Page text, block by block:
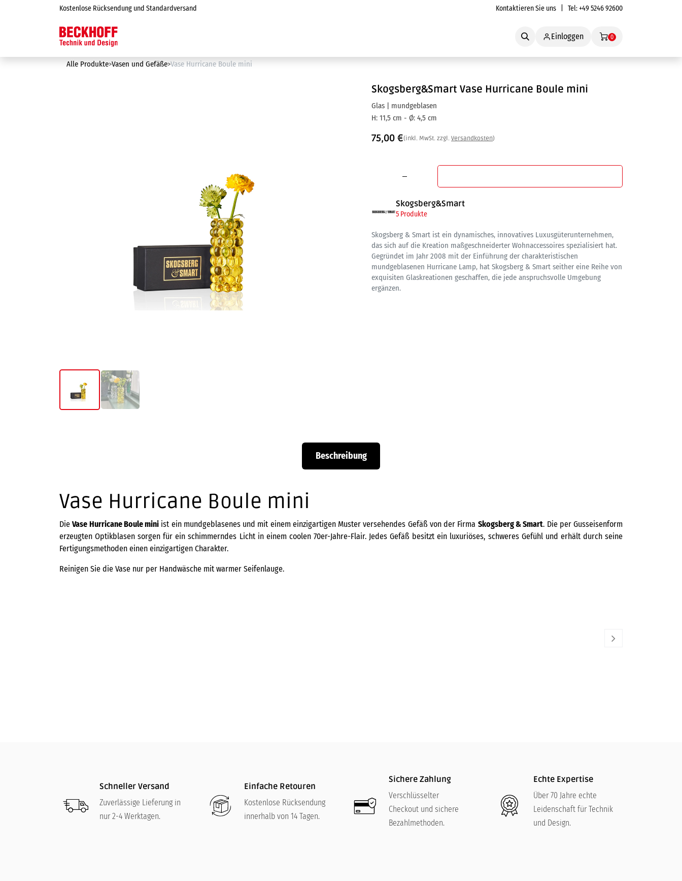
Zum Inhalt springenKostenlose Rücksendung und Standardversand Kontaktieren Sie uns | Tel:+49 5246 92600
Einloggen 0
Alle Produkte Vasen und Gefäße Vase Hurricane Boule mini
Skogsberg&Smart Vase Hurricane Boule mini
Glas | mundgeblasen
H: 11,5 cm - Ø: 4,5 cm
75,00 €(inkl. MwSt. zzgl. Versandkosten)
Skogsberg&Smart
5 Produkte
Skogsberg & Smart ist ein dynamisches, innovatives Luxusgüterunternehmen,
das sich auf die Kreation maßgeschneiderter Wohnaccessoires spezialisiert hat.
Gegründet im Jahr 2008 mit der Einführung der charakteristischen
mundgeblasenen Hurricane Lamp, hat Skogsberg & Smart seither eine Reihe von
exquisiten Glaskreationen geschaffen, die jede anspruchsvolle Umgebung
ergänzen.
Beschreibung
Vase Hurricane Boule mini
DieVase Hurricane Boule mini ist ein mundgeblasenes und mit einem einzigartigen Muster versehendes Gefäß von der Firma Skogsberg & Smart. Die per Gusseisenform
erzeugten Optikblasen sorgen für ein schimmerndes Licht in einem coolen 70er-Jahre-Flair. Jedes Gefäß besitzt ein luxuriöses, schweres Gefühl und erhält durch seine
Fertigungsmethoden einen einzigartigen Charakter.
Reinigen Sie die Vase nur per Handwäsche mit warmer Seifenlauge.
Schneller Versand
Zuverlässige Lieferung in
nur 2-4 Werktagen.
Einfache Retouren
Kostenlose Rücksendung
innerhalb von 14 Tagen.
Sichere Zahlung
Verschlüsselter
Checkout und sichere
Bezahlmethoden.
Echte Expertise
Über 70 Jahre echte
Leidenschaft für Technik
und Design.